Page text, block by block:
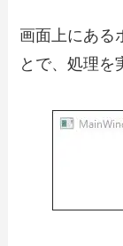
画面上にある
とで、処理を